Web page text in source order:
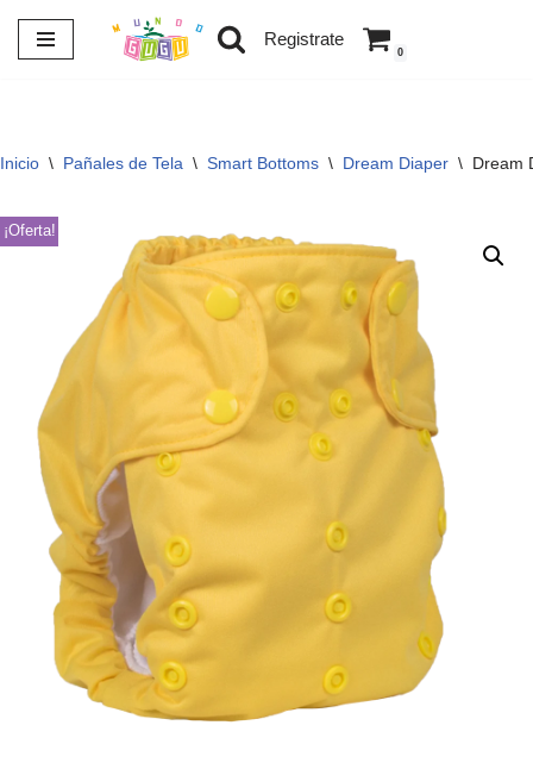
Saltar
Registrate
0
Inicio \ Pañales de Tela \ Smart Bottoms \ Dream Diaper \ Dream
¡Oferta!